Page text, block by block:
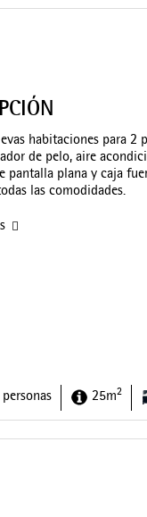
25m2
habitaciones para 2
de pelo, aire
pantalla plana y caja
las comodidades.